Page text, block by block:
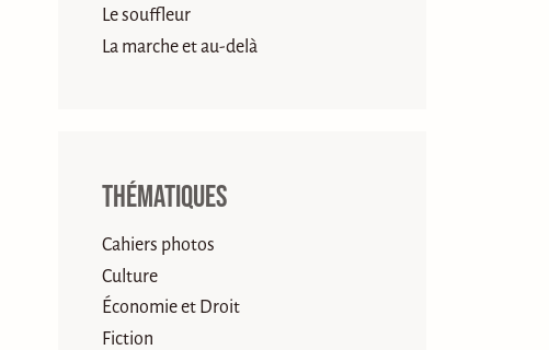
Le souffleur
La marche et au-delà
Thématiques
Cahiers photos
Culture
Économie et Droit
Fiction